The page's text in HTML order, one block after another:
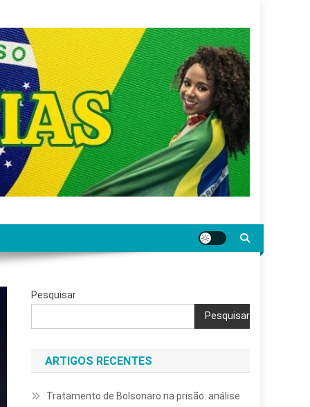
Pesquisar
Pesquisar
ARTIGOS RECENTES
Tratamento de Bolsonaro na prisão: análise